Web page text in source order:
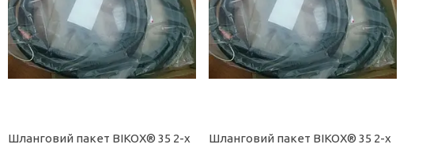
Шланговий пакет BIKOX® 35 2-x
Шланговий пакет BIKOX® 35 2-x